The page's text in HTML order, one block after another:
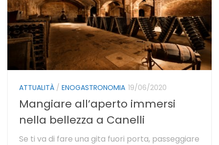
ATTUALITÀ / ENOGASTRONOMIA 19/06/2020
Mangiare all’aperto immersi
nella bellezza a Canelli
Se ti va di fare una gita fuori porta, passeggiare